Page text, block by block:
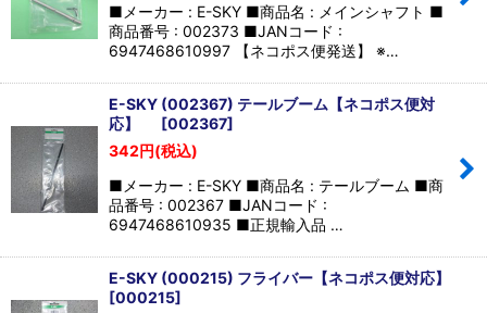
■メーカー : E-SKY ■商品名 : メインシャフト ■
商品番号 : 002373 ■JANコード :
6947468610997 【ネコポス便発送】 ※…
E-SKY (002367) テールブーム【ネコポス便対
応】 [002367]
342円(税込)
■メーカー : E-SKY ■商品名 : テールブーム ■商
品番号 : 002367 ■JANコード :
6947468610935 ■正規輸入品 …
E-SKY (000215) フライバー【ネコポス便対応】
[000215]